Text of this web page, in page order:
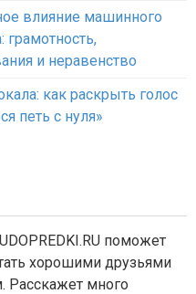
влияние машинного
грамотность,
и неравенство
как раскрыть голос
петь с нуля»
поможет
хорошими друзьями
Расскажет много